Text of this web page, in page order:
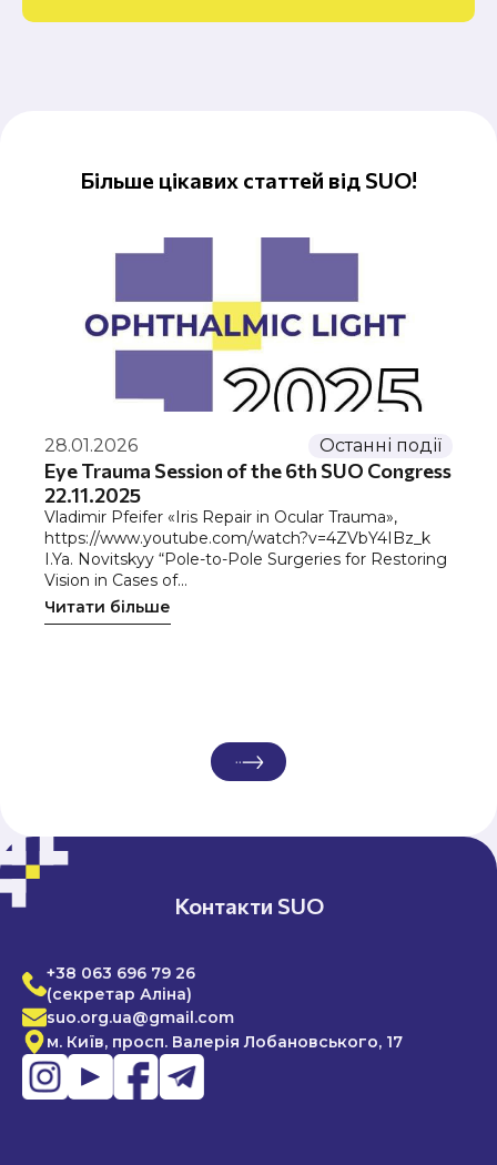
Більше цікавих статтей від SUO!
28.01.2026 Останні події
Eye Trauma Session of the 6th SUO Congress
22.11.2025
Vladimir Pfeifer «Iris Repair in Ocular Trauma»,
https://www.youtube.com/watch?v=4ZVbY4IBz_k
I.Ya. Novitskyy “Pole-to-Pole Surgeries for Restoring
Vision in Cases of…
Читати більше
Контакти SUO
+38 063 696 79 26
(секретар Аліна)
suo.org.ua@gmail.com
м. Київ, просп. Валерія Лобановського, 17